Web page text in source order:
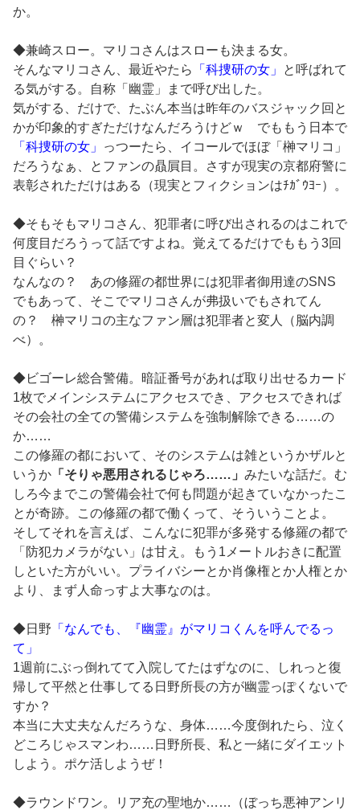
か。
◆兼崎スロー。マリコさんはスローも決まる女。
そんなマリコさん、最近やたら
「科捜研の女」
と呼ばれて
る気がする。自称「幽霊」まで呼び出した。
気がする、だけで、たぶん本当は昨年のバスジャック回と
かが印象的すぎただけなんだろうけどｗ でももう日本で
「科捜研の女」
っつーたら、イコールでほぼ「榊マリコ」
だろうなぁ、とファンの贔屓目。さすが現実の京都府警に
表彰されただけはある（現実とフィクションはﾁｶﾞｳﾖｰ）。
◆そもそもマリコさん、犯罪者に呼び出されるのはこれで
何度目だろうって話ですよね。覚えてるだけでももう3回
目ぐらい？
なんなの？ あの修羅の都世界には犯罪者御用達のSNS
でもあって、そこでマリコさんが弗扱いでもされてん
の？ 榊マリコの主なファン層は犯罪者と変人（脳内調
べ）。
◆ビゴーレ総合警備。暗証番号があれば取り出せるカード
1枚でメインシステムにアクセスでき、アクセスできれば
その会社の全ての警備システムを強制解除できる……の
か……
この修羅の都において、そのシステムは雑というかザルと
いうか 「そりゃ悪用されるじゃろ……」 みたいな話だ。む
しろ今までこの警備会社で何も問題が起きていなかったこ
とが奇跡。この修羅の都で働くって、そういうことよ。
そしてそれを言えば、こんなに犯罪が多発する修羅の都で
「防犯カメラがない」は甘え。もう1メートルおきに配置
しといた方がいい。プライバシーとか肖像権とか人権とか
より、まず人命っすよ大事なのは。
◆日野 「なんでも、『幽霊』がマリコくんを呼んでるっ
て」
1週前にぶっ倒れてて入院してたはずなのに、しれっと復
帰して平然と仕事してる日野所長の方が幽霊っぽくないで
すか？
本当に大丈夫なんだろうな、身体……今度倒れたら、泣く
どころじゃスマンわ……日野所長、私と一緒にダイエット
しよう。ポケ活しようぜ！
◆ラウンドワン。リア充の聖地か……（ぼっち悪神アンリ